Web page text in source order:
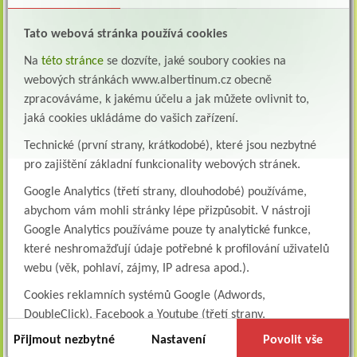
Vrchní
Alena Šafářová safarova@albertinum.cz
lékař
Ošetřující
lékař
MUDr. Jiří Doleček
Ošetřující
MUDr. Pavel Střítecký
Upozorňujeme pacienty, že jsme zapojeni do projektu
PREVENCE KARCINOMU PLIC
Pacienti s doporučením od praktického lékaře se mohou
objednávat na mailu
canico@albertinum.cz
Tato webová stránka používá cookies
Na této stránce se dozvíte, jaké soubory cookies na
webových stránkách www.albertinum.cz obecně
zpracováváme, k jakému účelu a jak můžete ovlivnit to,
jaká cookies ukládáme do vašich zařízení.
Technické (první strany, krátkodobé), které jsou nezbytné
pro zajištění základní funkcionality webových stránek.
Google Analytics (třetí strany, dlouhodobé) používáme,
abychom vám mohli stránky lépe přizpůsobit. V nástroji
Google Analytics používáme pouze ty analytické funkce,
které neshromažďují údaje potřebné k profilování uživatelů
webu (věk, pohlaví, zájmy, IP adresa apod.).
Cookies reklamních systémů Google (Adwords,
DoubleClick), Facebook a Youtube (třetí strany,
dlouhodobé). Tyto
cookiesslouží k marketingovému
Přijmout nezbytné Nastavení Povolit vše